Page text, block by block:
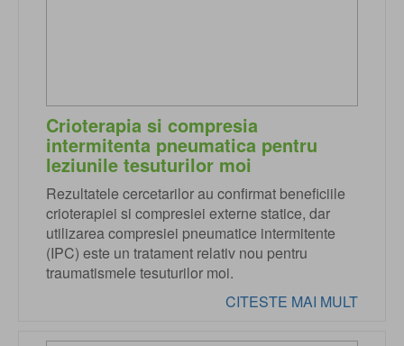
Crioterapia si compresia
intermitenta pneumatica pentru
leziunile tesuturilor moi
Rezultatele cercetarilor au confirmat beneficiile
crioterapiei si compresiei externe statice, dar
utilizarea compresiei pneumatice intermitente
(IPC) este un tratament relativ nou pentru
traumatismele tesuturilor moi.
CITESTE MAI MULT